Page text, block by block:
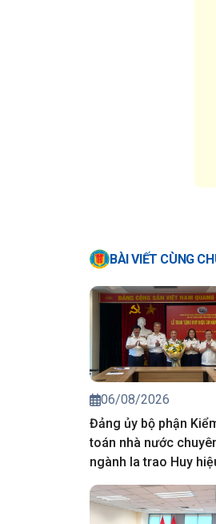
BÀI VIẾT CÙNG
06/08/2026
Đảng ủy bộ phận
toán nhà nước
ngành Ia trao Huy
năm tuổi Đảng cho
viên